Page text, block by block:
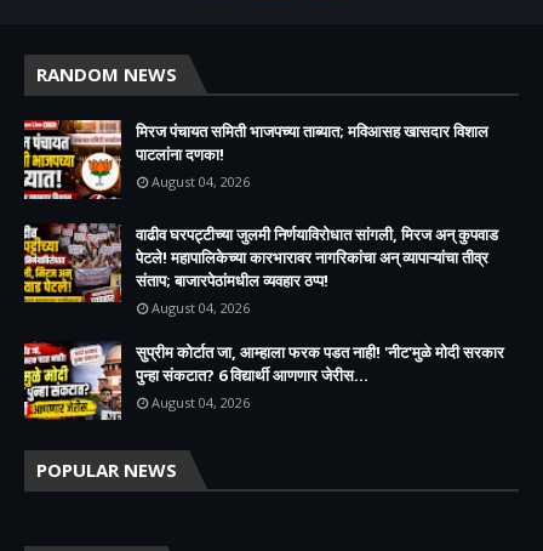
RANDOM NEWS
मिरज पंचायत समिती भाजपच्या ताब्यात; मविआसह खासदार विशाल
पाटलांना दणका!
August 04, 2026
वाढीव घरपट्टीच्या जुलमी निर्णयाविरोधात सांगली, मिरज अन् कुपवाड
पेटले! महापालिकेच्या कारभारावर नागरिकांचा अन् व्यापाऱ्यांचा तीव्र
संताप; बाजारपेठांमधील व्यवहार ठप्प!​
August 04, 2026
सुप्रीम कोर्टात जा, आम्हाला फरक पडत नाही! 'नीट'मुळे मोदी सरकार
पुन्हा संकटात? 6 विद्यार्थी आणणार जेरीस...
August 04, 2026
POPULAR NEWS